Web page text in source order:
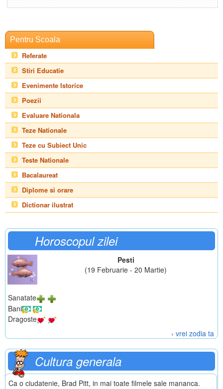
Pentru Scoala
Referate
Stiri Educatie
Evenimente Istorice
Poezii
Evaluare Nationala
Teze Nationale
Teze cu Subiect Unic
Teste Nationale
Bacalaureat
Diplome si orare
Dictionar ilustrat
Horoscopul zilei
Pesti
(19 Februarie - 20 Martie)
Sanatate
Bani
Dragoste
› vrei zodia ta
Cultura generala
Ca o ciudatenie, Brad Pitt, in mai toate filmele sale mananca.